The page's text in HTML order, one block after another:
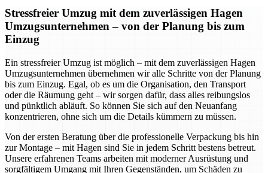
Stressfreier Umzug mit dem zuverlässigen Hagen
Umzugsunternehmen – von der Planung bis zum
Einzug
Ein stressfreier Umzug ist möglich – mit dem zuverlässigen Hagen
Umzugsunternehmen übernehmen wir alle Schritte von der Planung
bis zum Einzug. Egal, ob es um die Organisation, den Transport
oder die Räumung geht – wir sorgen dafür, dass alles reibungslos
und pünktlich abläuft. So können Sie sich auf den Neuanfang
konzentrieren, ohne sich um die Details kümmern zu müssen.
Von der ersten Beratung über die professionelle Verpackung bis hin
zur Montage – mit Hagen sind Sie in jedem Schritt bestens betreut.
Unsere erfahrenen Teams arbeiten mit moderner Ausrüstung und
sorgfältigem Umgang mit Ihren Gegenständen, um Schäden zu